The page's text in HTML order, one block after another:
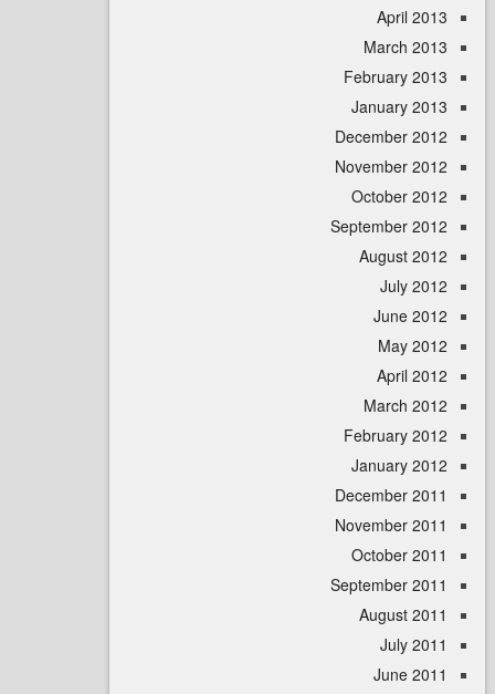
April
March
February
January
December
November
October
September
August
July
June
May
April
March
February
January
December
November
October
September
August
July
June